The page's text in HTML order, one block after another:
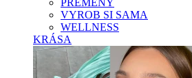
PREMENY
VYROB SI SAMA
WELLNESS
KRÁSA